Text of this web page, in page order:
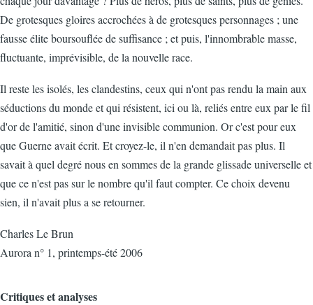
De grotesques gloires accrochées à de grotesques personnages ; une
fausse élite boursouflée de suffisance ; et puis, l'innombrable masse,
fluctuante, imprévisible, de la nouvelle race.
Il reste les isolés, les clandestins, ceux qui n'ont pas rendu la main aux
séductions du monde et qui résistent, ici ou là, reliés entre eux par le fil
d'or de l'amitié, sinon d'une invisible communion. Or c'est pour eux
que Guerne avait écrit. Et croyez-le, il n'en demandait pas plus. Il
savait à quel degré nous en sommes de la grande glissade universelle et
que ce n'est pas sur le nombre qu'il faut compter. Ce choix devenu
sien, il n'avait plus a se retourner.
Charles Le Brun
Aurora n° 1, printemps-été 2006
Critiques et analyses